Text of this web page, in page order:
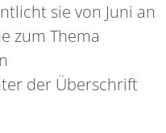
sie von Juni an
zum Thema
der Überschrift